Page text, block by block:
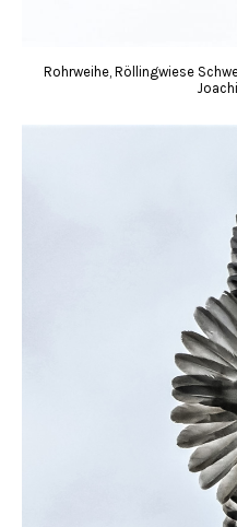
Rohrweihe, Röllingwiese